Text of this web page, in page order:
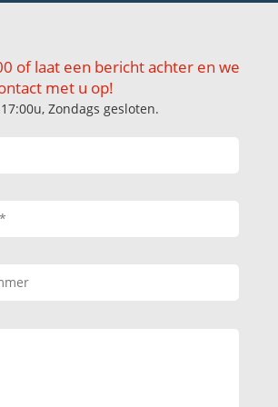
of laat een bericht achter en we
met u op!
Zondags gesloten.